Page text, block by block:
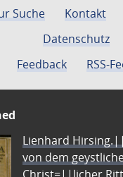
Suche Kontakt
Datenschutz
Feedback
RSS-
Lienhard
von dem